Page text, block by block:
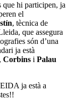
que hi participen, ja
el
, tècnica de
que assegura
són d’una
ja està
, Corbins i Palau
ja està a